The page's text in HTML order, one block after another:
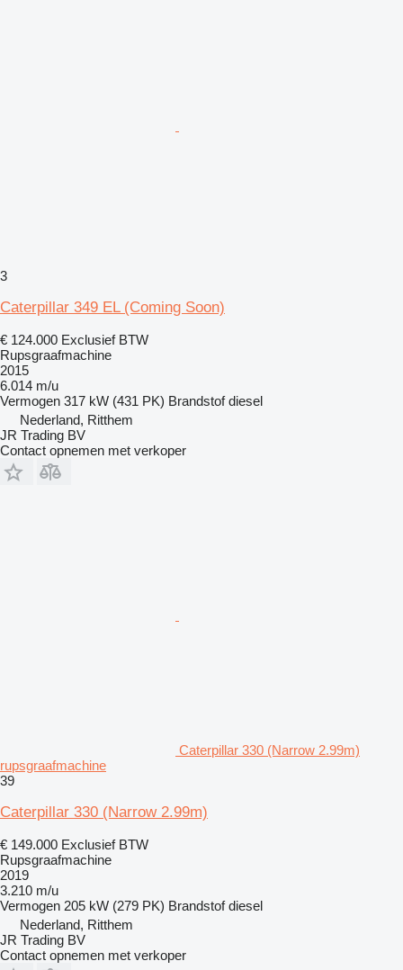
3
Caterpillar 349 EL (Coming Soon)
€ 124.000 Exclusief BTW
Rupsgraafmachine
2015
6.014 m/u
Vermogen 317 kW (431 PK) Brandstof diesel
Nederland, Ritthem
JR Trading BV
Contact opnemen met verkoper
Caterpillar 330 (Narrow 2.99m)
rupsgraafmachine
39
Caterpillar 330 (Narrow 2.99m)
€ 149.000 Exclusief BTW
Rupsgraafmachine
2019
3.210 m/u
Vermogen 205 kW (279 PK) Brandstof diesel
Nederland, Ritthem
JR Trading BV
Contact opnemen met verkoper